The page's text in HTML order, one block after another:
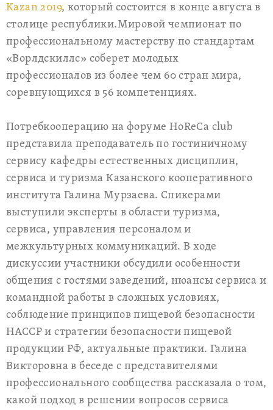
Kazan 2019, который состоится в конце августа в
столице республики.Мировой чемпионат по
профессиональному мастерству по стандартам
«Ворлдскиллс» соберет молодых
профессионалов из более чем 60 стран мира,
соревнующихся в 56 компетенциях.
Потребкооперацию на форуме HoReCa club
представила преподаватель по гостиничному
сервису кафедры естественных дисциплин,
сервиса и туризма Казанского кооперативного
института Галина Мурзаева. Спикерами
выступили эксперты в области туризма,
сервиса, управления персоналом и
межкультурных коммуникаций. В ходе
дискуссии участники обсудили особенности
общения с гостями заведений, нюансы сервиса и
командной работы в сложных условиях,
соблюдение принципов пищевой безопасности
HACCP и стратегии безопасности пищевой
продукции РФ, актуальные практики. Галина
Викторовна в беседе с представителями
профессионального сообщества рассказала о том,
какой подход в решении вопросов сервиса